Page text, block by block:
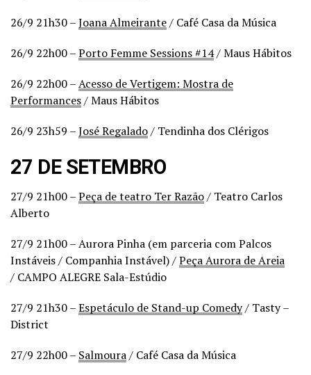
26/9 21h30 –Joana Almeirante/ Café Casa da Música
26/9 22h00 –Porto Femme Sessions #14/ Maus Hábitos
26/9 22h00 –Acesso de Vertigem: Mostra de
Performances/ Maus Hábitos
26/9 23h59 –José Regalado/ Tendinha dos Clérigos
27 DE SETEMBRO
27/9 21h00 –Peça de teatro Ter Razão/ Teatro Carlos
Alberto
27/9 21h00 – Aurora Pinha (em parceria com Palcos
Instáveis / Companhia Instável) /Peça Aurora de Areia
/ CAMPO ALEGRE Sala-Estúdio
27/9 21h30 –Espetáculo de Stand-up Comedy/ Tasty –
District
27/9 22h00 – Salmoura/ Café Casa da Música